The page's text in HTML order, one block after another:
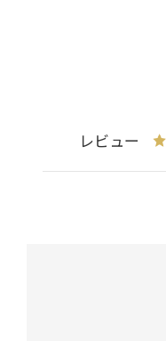
レビュー